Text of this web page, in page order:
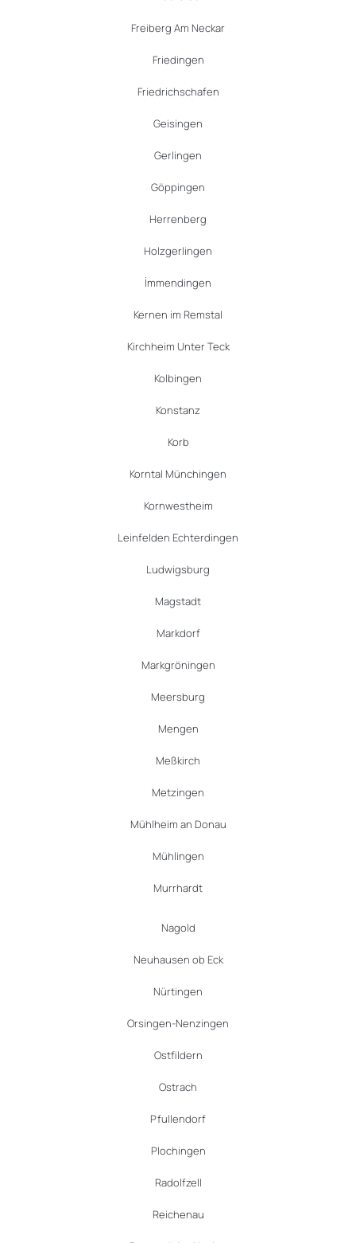
Freiberg Am Neckar
Friedingen
Friedrichschafen
Geisingen
Gerlingen
Göppingen
Herrenberg
Holzgerlingen
İmmendingen
Kernen im Remstal
Kirchheim Unter Teck
Kolbingen
Konstanz
Korb
Korntal Münchingen
Kornwestheim
Leinfelden Echterdingen
Ludwigsburg
Magstadt
Markdorf
Markgröningen
Meersburg
Mengen
Meßkirch
Metzingen
Mühlheim an Donau
Mühlingen
Murrhardt
Nagold
Neuhausen ob Eck
Nürtingen
Orsingen-Nenzingen
Ostfildern
Ostrach
Pfullendorf
Plochingen
Radolfzell
Reichenau